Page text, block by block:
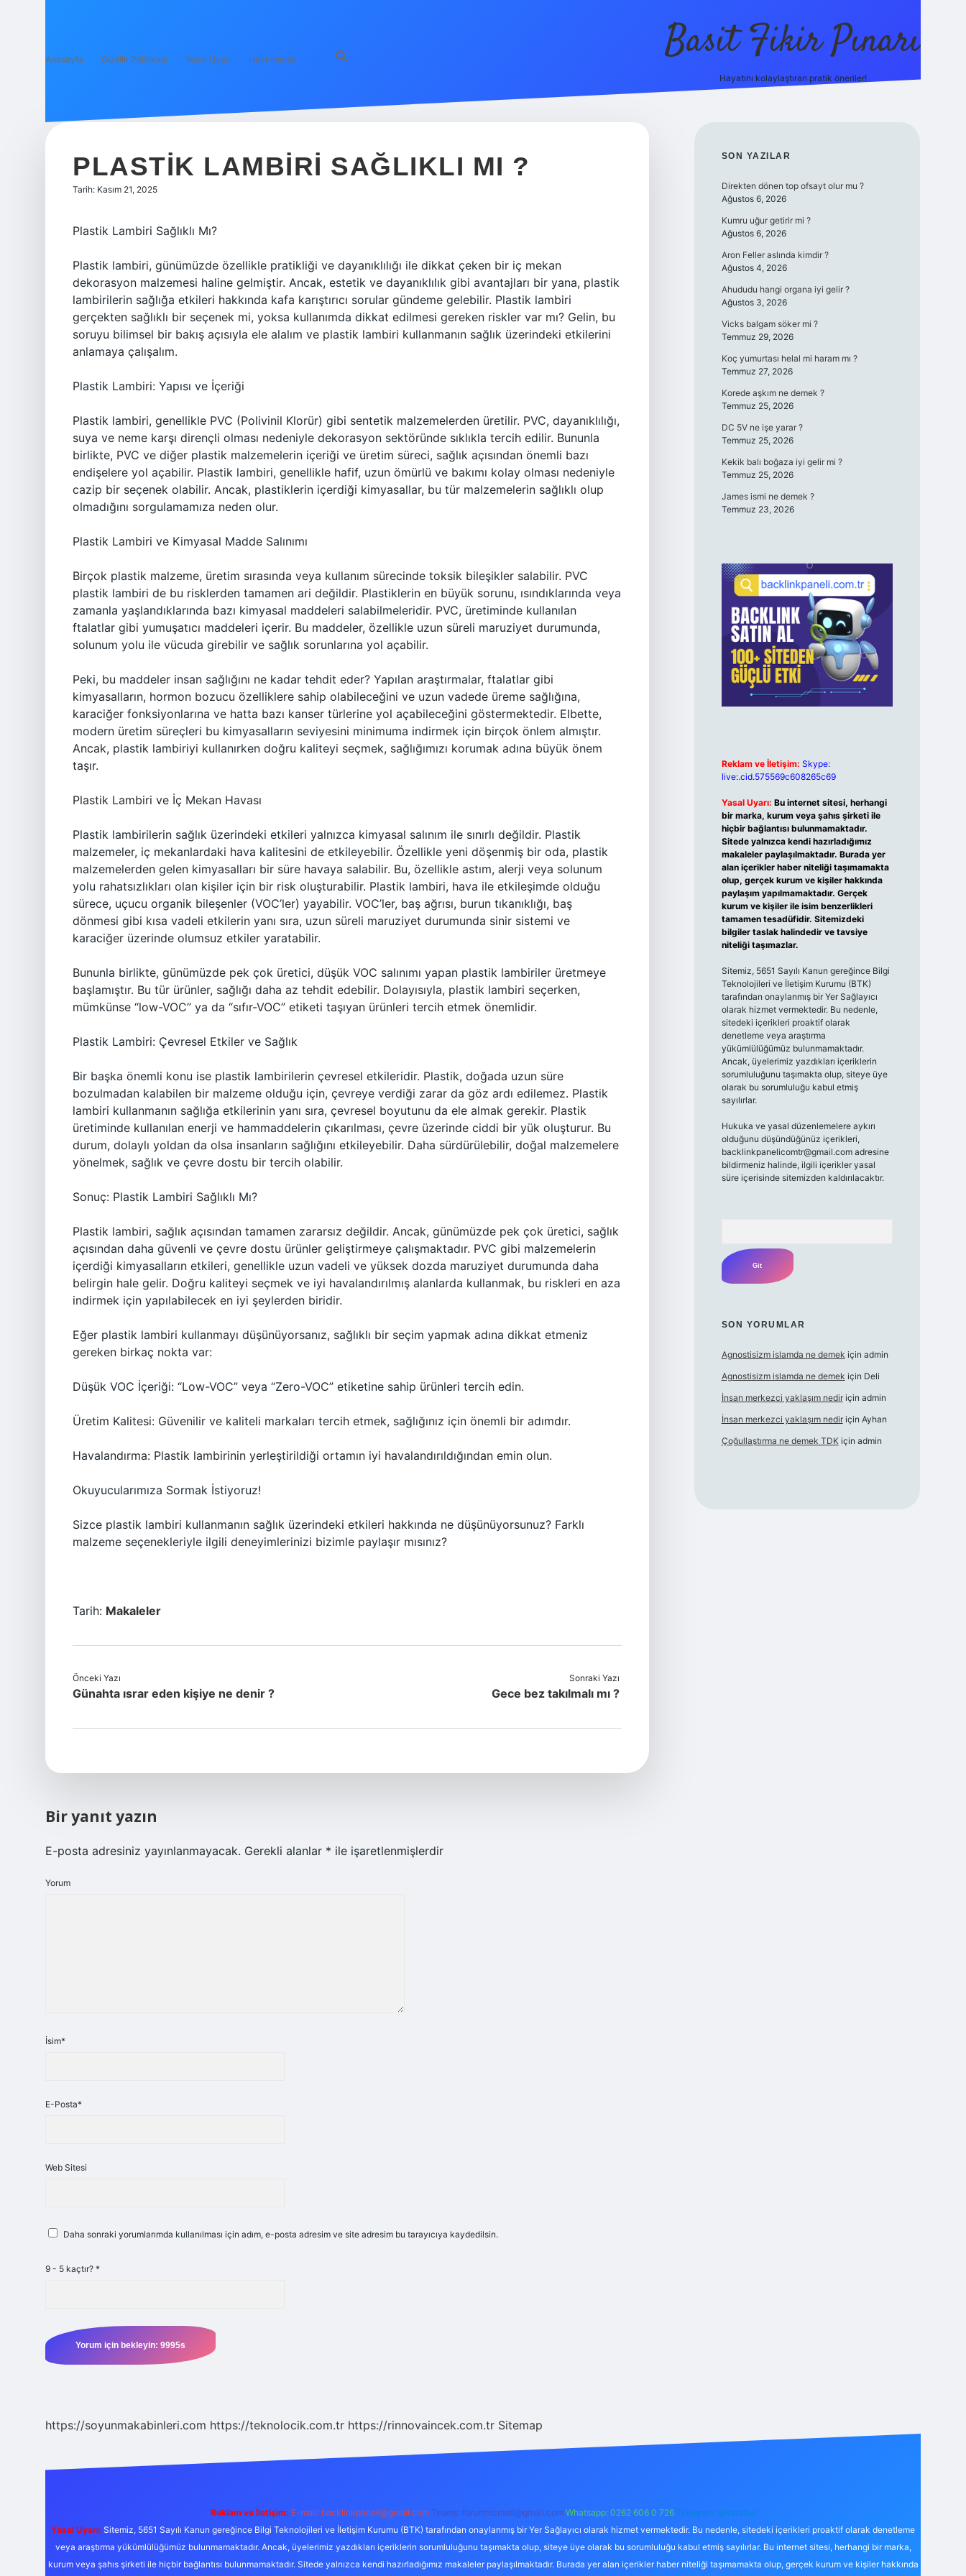
Anasayfa Gizlilik Politikası Yasal Uyarı Hakkımızda Basit Fikir Pınarı
Hayatını kolaylaştıran pratik öneriler!
PLASTIK LAMBIRI SAĞLIKLI MI ?
Tarih: Kasım 21, 2025
Plastik Lambiri Sağlıklı Mı?
Plastik lambiri, günümüzde özellikle pratikliği ve dayanıklılığı ile dikkat çeken bir iç mekan
dekorasyon malzemesi haline gelmiştir. Ancak, estetik ve dayanıklılık gibi avantajları bir yana, plastik
lambirilerin sağlığa etkileri hakkında kafa karıştırıcı sorular gündeme gelebilir. Plastik lambiri
gerçekten sağlıklı bir seçenek mi, yoksa kullanımda dikkat edilmesi gereken riskler var mı? Gelin, bu
soruyu bilimsel bir bakış açısıyla ele alalım ve plastik lambiri kullanmanın sağlık üzerindeki etkilerini
anlamaya çalışalım.
Plastik Lambiri: Yapısı ve İçeriği
Plastik lambiri, genellikle PVC (Polivinil Klorür) gibi sentetik malzemelerden üretilir. PVC, dayanıklılığı,
suya ve neme karşı dirençli olması nedeniyle dekorasyon sektöründe sıklıkla tercih edilir. Bununla
birlikte, PVC ve diğer plastik malzemelerin içeriği ve üretim süreci, sağlık açısından önemli bazı
endişelere yol açabilir. Plastik lambiri, genellikle hafif, uzun ömürlü ve bakımı kolay olması nedeniyle
cazip bir seçenek olabilir. Ancak, plastiklerin içerdiği kimyasallar, bu tür malzemelerin sağlıklı olup
olmadığını sorgulamamıza neden olur.
Plastik Lambiri ve Kimyasal Madde Salınımı
Birçok plastik malzeme, üretim sırasında veya kullanım sürecinde toksik bileşikler salabilir. PVC
plastik lambiri de bu risklerden tamamen ari değildir. Plastiklerin en büyük sorunu, ısındıklarında veya
zamanla yaşlandıklarında bazı kimyasal maddeleri salabilmeleridir. PVC, üretiminde kullanılan
ftalatlar gibi yumuşatıcı maddeleri içerir. Bu maddeler, özellikle uzun süreli maruziyet durumunda,
solunum yolu ile vücuda girebilir ve sağlık sorunlarına yol açabilir.
Peki, bu maddeler insan sağlığını ne kadar tehdit eder? Yapılan araştırmalar, ftalatlar gibi
kimyasalların, hormon bozucu özelliklere sahip olabileceğini ve uzun vadede üreme sağlığına,
karaciğer fonksiyonlarına ve hatta bazı kanser türlerine yol açabileceğini göstermektedir. Elbette,
modern üretim süreçleri bu kimyasalların seviyesini minimuma indirmek için birçok önlem almıştır.
Ancak, plastik lambiriyi kullanırken doğru kaliteyi seçmek, sağlığımızı korumak adına büyük önem
taşır.
Plastik Lambiri ve İç Mekan Havası
Plastik lambirilerin sağlık üzerindeki etkileri yalnızca kimyasal salınım ile sınırlı değildir. Plastik
malzemeler, iç mekanlardaki hava kalitesini de etkileyebilir. Özellikle yeni döşenmiş bir oda, plastik
malzemelerden gelen kimyasalları bir süre havaya salabilir. Bu, özellikle astım, alerji veya solunum
yolu rahatsızlıkları olan kişiler için bir risk oluşturabilir. Plastik lambiri, hava ile etkileşimde olduğu
sürece, uçucu organik bileşenler (VOC’ler) yayabilir. VOC’ler, baş ağrısı, burun tıkanıklığı, baş
dönmesi gibi kısa vadeli etkilerin yanı sıra, uzun süreli maruziyet durumunda sinir sistemi ve
karaciğer üzerinde olumsuz etkiler yaratabilir.
Bununla birlikte, günümüzde pek çok üretici, düşük VOC salınımı yapan plastik lambiriler üretmeye
başlamıştır. Bu tür ürünler, sağlığı daha az tehdit edebilir. Dolayısıyla, plastik lambiri seçerken,
mümkünse “low-VOC” ya da “sıfır-VOC” etiketi taşıyan ürünleri tercih etmek önemlidir.
Plastik Lambiri: Çevresel Etkiler ve Sağlık
Bir başka önemli konu ise plastik lambirilerin çevresel etkileridir. Plastik, doğada uzun süre
bozulmadan kalabilen bir malzeme olduğu için, çevreye verdiği zarar da göz ardı edilemez. Plastik
lambiri kullanmanın sağlığa etkilerinin yanı sıra, çevresel boyutunu da ele almak gerekir. Plastik
üretiminde kullanılan enerji ve hammaddelerin çıkarılması, çevre üzerinde ciddi bir yük oluşturur. Bu
durum, dolaylı yoldan da olsa insanların sağlığını etkileyebilir. Daha sürdürülebilir, doğal malzemelere
yönelmek, sağlık ve çevre dostu bir tercih olabilir.
Sonuç: Plastik Lambiri Sağlıklı Mı?
Plastik lambiri, sağlık açısından tamamen zararsız değildir. Ancak, günümüzde pek çok üretici, sağlık
açısından daha güvenli ve çevre dostu ürünler geliştirmeye çalışmaktadır. PVC gibi malzemelerin
içerdiği kimyasalların etkileri, genellikle uzun vadeli ve yüksek dozda maruziyet durumunda daha
belirgin hale gelir. Doğru kaliteyi seçmek ve iyi havalandırılmış alanlarda kullanmak, bu riskleri en aza
indirmek için yapılabilecek en iyi şeylerden biridir.
Eğer plastik lambiri kullanmayı düşünüyorsanız, sağlıklı bir seçim yapmak adına dikkat etmeniz
gereken birkaç nokta var:
Düşük VOC İçeriği: “Low-VOC” veya “Zero-VOC” etiketine sahip ürünleri tercih edin.
Üretim Kalitesi: Güvenilir ve kaliteli markaları tercih etmek, sağlığınız için önemli bir adımdır.
Havalandırma: Plastik lambirinin yerleştirildiği ortamın iyi havalandırıldığından emin olun.
Okuyucularımıza Sormak İstiyoruz!
Sizce plastik lambiri kullanmanın sağlık üzerindeki etkileri hakkında ne düşünüyorsunuz? Farklı
malzeme seçenekleriyle ilgili deneyimlerinizi bizimle paylaşır mısınız?
Tarih: Makaleler
Önceki Yazı
Günahta ısrar eden kişiye ne denir ?
Sonraki Yazı
Gece bez takılmalı mı ?
Bir yanıt yazın
E-posta adresiniz yayınlanmayacak. Gerekli alanlar * ile işaretlenmişlerdir
Yorum
İsim*
E-Posta*
Web Sitesi
Daha sonraki yorumlarımda kullanılması için adım, e-posta adresim ve site adresim bu tarayıcıya kaydedilsin.
9 - 5 kaçtır? *
https://soyunmakabinleri.com https://teknolocik.com.tr https://rinnovaincek.com.tr Sitemap
SIDEBAR
SON YAZILAR
Direkten dönen top ofsayt olur mu ?
Ağustos 6, 2026
Kumru uğur getirir mi ?
Ağustos 6, 2026
Aron Feller aslında kimdir ?
Ağustos 4, 2026
Ahududu hangi organa iyi gelir ?
Ağustos 3, 2026
Vicks balgam söker mi ?
Temmuz 29, 2026
Koç yumurtası helal mi haram mı ?
Temmuz 27, 2026
Korede aşkım ne demek ?
Temmuz 25, 2026
DC 5V ne işe yarar ?
Temmuz 25, 2026
Kekik balı boğaza iyi gelir mi ?
Temmuz 25, 2026
James ismi ne demek ?
Temmuz 23, 2026
Reklam ve İletişim: Skype:
live:.cid.575569c608265c69
Yasal Uyarı: Bu internet sitesi, herhangi
bir marka, kurum veya şahıs şirketi ile
hiçbir bağlantısı bulunmamaktadır.
Sitede yalnızca kendi hazırladığımız
makaleler paylaşılmaktadır. Burada yer
alan içerikler haber niteliği taşımamakta
olup, gerçek kurum ve kişiler hakkında
paylaşım yapılmamaktadır. Gerçek
kurum ve kişiler ile isim benzerlikleri
tamamen tesadüfidir. Sitemizdeki
bilgiler taslak halindedir ve tavsiye
niteliği taşımazlar.
Sitemiz, 5651 Sayılı Kanun gereğince Bilgi
Teknolojileri ve İletişim Kurumu (BTK)
tarafından onaylanmış bir Yer Sağlayıcı
olarak hizmet vermektedir. Bu nedenle,
sitedeki içerikleri proaktif olarak
denetleme veya araştırma
yükümlülüğümüz bulunmamaktadır.
Ancak, üyelerimiz yazdıkları içeriklerin
sorumluluğunu taşımakta olup, siteye üye
olarak bu sorumluluğu kabul etmiş
sayılırlar.
Hukuka ve yasal düzenlemelere aykırı
olduğunu düşündüğünüz içerikleri,
backlinkpanelicomtr@gmail.comadresine
bildirmeniz halinde, ilgili içerikler yasal
süre içerisinde sitemizden kaldırılacaktır.
SON YORUMLAR
Agnostisizm islamda ne demek için admin
Agnostisizm islamda ne demek için Deli
İnsan merkezci yaklaşım nediriçin admin
İnsan merkezci yaklaşım nediriçin Ayhan
Çoğullaştırma ne demek TDKiçin admin
Reklam ve İletişim: E-mail: backlinkpaneli@gmail.com Teams: forumhizmeti@gmail.com Whatsapp: 0262 606 0 726 Telegram: @karabul
Yasal Uyarı: Sitemiz, 5651 Sayılı Kanun gereğince Bilgi Teknolojileri ve İletişim Kurumu (BTK) tarafından onaylanmış bir Yer Sağlayıcı olarak hizmet vermektedir. Bu nedenle, sitedeki içerikleri proaktif olarak denetleme
veya araştırma yükümlülüğümüz bulunmamaktadır. Ancak, üyelerimiz yazdıkları içeriklerin sorumluluğunu taşımakta olup, siteye üye olarak bu sorumluluğu kabul etmiş sayılırlar. Bu internet sitesi, herhangi bir marka,
kurum veya şahıs şirketi ile hiçbir bağlantısı bulunmamaktadır. Sitede yalnızca kendi hazırladığımız makaleler paylaşılmaktadır. Burada yer alan içerikler haber niteliği taşımamakta olup, gerçek kurum ve kişiler hakkında